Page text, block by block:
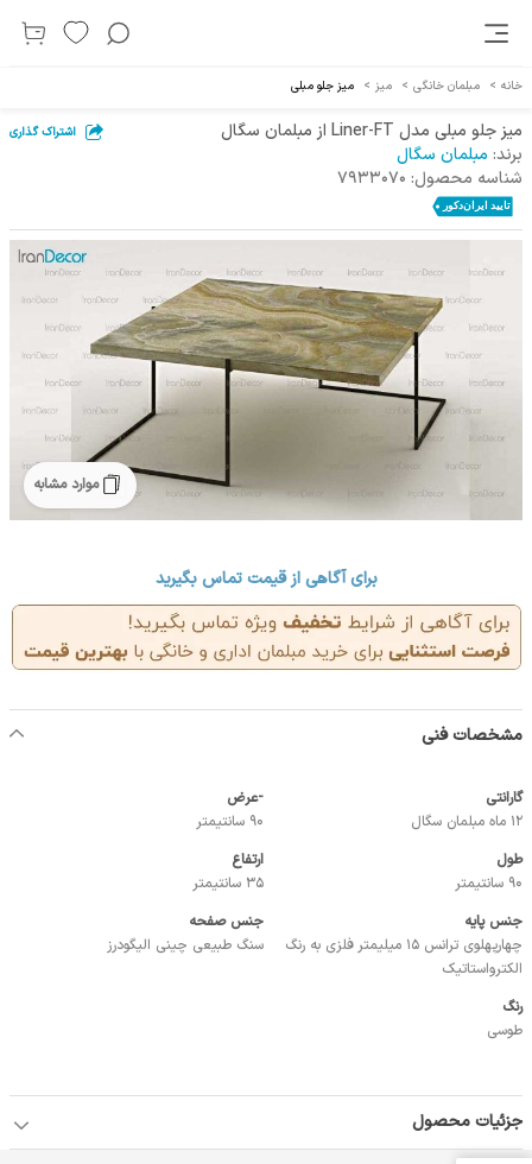
خانه > مبلمان خانگی > میز > میز جلو مبلی
میز جلو مبلی مدل Liner-FT از مبلمان سگال اشتراک گذاری
برند: مبلمان سگال
شناسه محصول: 7933070
موارد مشابه
برای آگاهی از قیمت تماس بگیرید
مشخصات فنی
گارانتی
12 ماه مبلمان سگال
-عرض
90 سانتیمتر
طول
90 سانتیمتر
ارتفاع
35 سانتیمتر
جنس پایه
چهارپهلوي ترانس 15 ميليمتر فلزي به رنگ
الكترواستاتيك
جنس صفحه
سنگ طبيعي چيني الیگودرز
رنگ
طوسی
جزئیات محصول